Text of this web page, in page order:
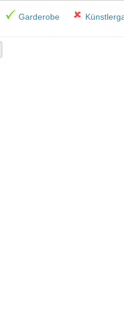
Garderobe